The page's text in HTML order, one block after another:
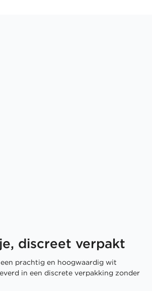
discreet verpakt
prachtig en hoogwaardig wit
in een discrete verpakking zonder